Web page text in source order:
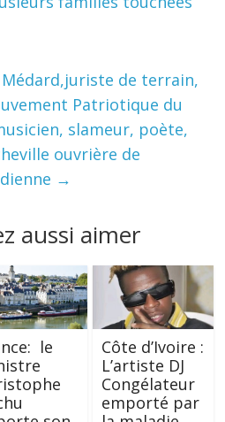
de terrain,
Patriotique du
slameur, poète,
ouvrière de
→
aussi aimer
le
Côte d’Ivoire :
L’artiste DJ
Congélateur
emporté par